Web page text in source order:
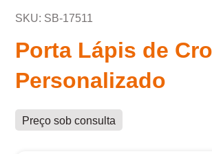
SKU: SB-17511
Porta Lápis de
Personalizado
Preço sob consulta